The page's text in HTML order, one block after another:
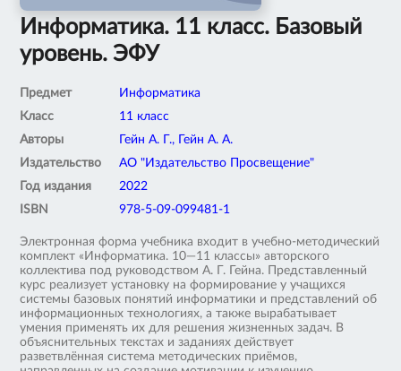
Информатика. 11 класс. Базовый
уровень. ЭФУ
Предмет
Информатика
Класс
11 класс
Авторы
Гейн А. Г., Гейн А. А.
Издательство
АО "Издательство Просвещение"
Год издания
2022
ISBN
978-5-09-099481-1
Электронная форма учебника входит в учебно-методический
комплект «Информатика. 10—11 классы» авторского
коллектива под руководством А. Г. Гейна. Представленный
курс реализует установку на формирование у учащихся
системы базовых понятий информатики и представлений об
информационных технологиях, а также вырабатывает
умения применять их для решения жизненных задач. В
объяснительных текстах и заданиях действует
разветвлённая система методических приёмов,